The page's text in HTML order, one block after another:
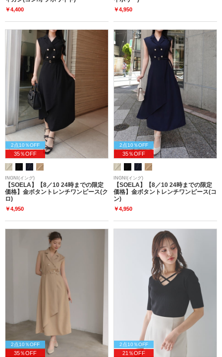
￥4,400 ￥4,950
2点10％OFF
35％OFF
INGNI(イング)
【SOELA】【8／10 24時までの限定
価格】金ボタントレンチワンピース(ク
ロ)
￥4,950
2点10％OFF
35％OFF
INGNI(イング)
【SOELA】【8／10 24時までの限定
価格】金ボタントレンチワンピース(コ
ン)
￥4,950
2点10％OFF
35％OFF
2点10％OFF
21％OFF